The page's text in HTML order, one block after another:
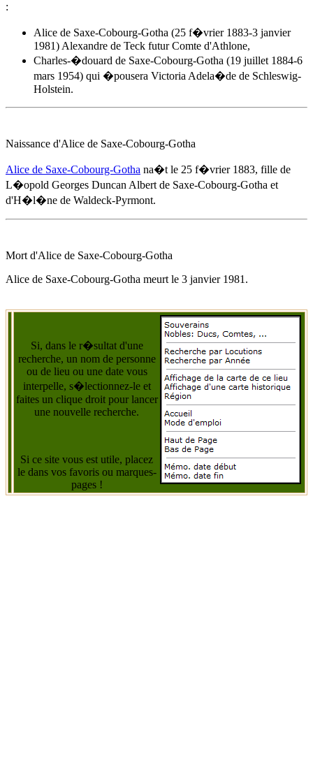
:
Alice de Saxe-Cobourg-Gotha (25 f�vrier 1883-3 janvier
1981) Alexandre de Teck futur Comte d'Athlone,
Charles-�douard de Saxe-Cobourg-Gotha (19 juillet 1884-6
mars 1954) qui �pousera Victoria Adela�de de Schleswig-
Holstein.
Naissance d'Alice de Saxe-Cobourg-Gotha
Alice de Saxe-Cobourg-Gotha na�t le 25 f�vrier 1883, fille de
L�opold Georges Duncan Albert de Saxe-Cobourg-Gotha et
d'H�l�ne de Waldeck-Pyrmont.
Mort d'Alice de Saxe-Cobourg-Gotha
Alice de Saxe-Cobourg-Gotha meurt le 3 janvier 1981 .
Si, dans le r�sultat d'une
recherche, un nom de personne
ou de lieu ou une date vous
interpelle, s�lectionnez-le et
faites un clique droit pour lancer
une nouvelle recherche.
Si ce site vous est utile, placez
le dans vos favoris ou marques-
pages !